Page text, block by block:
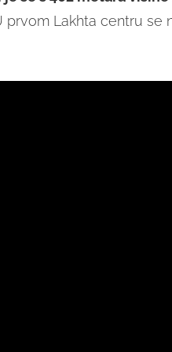
prvom Lakhta centru se